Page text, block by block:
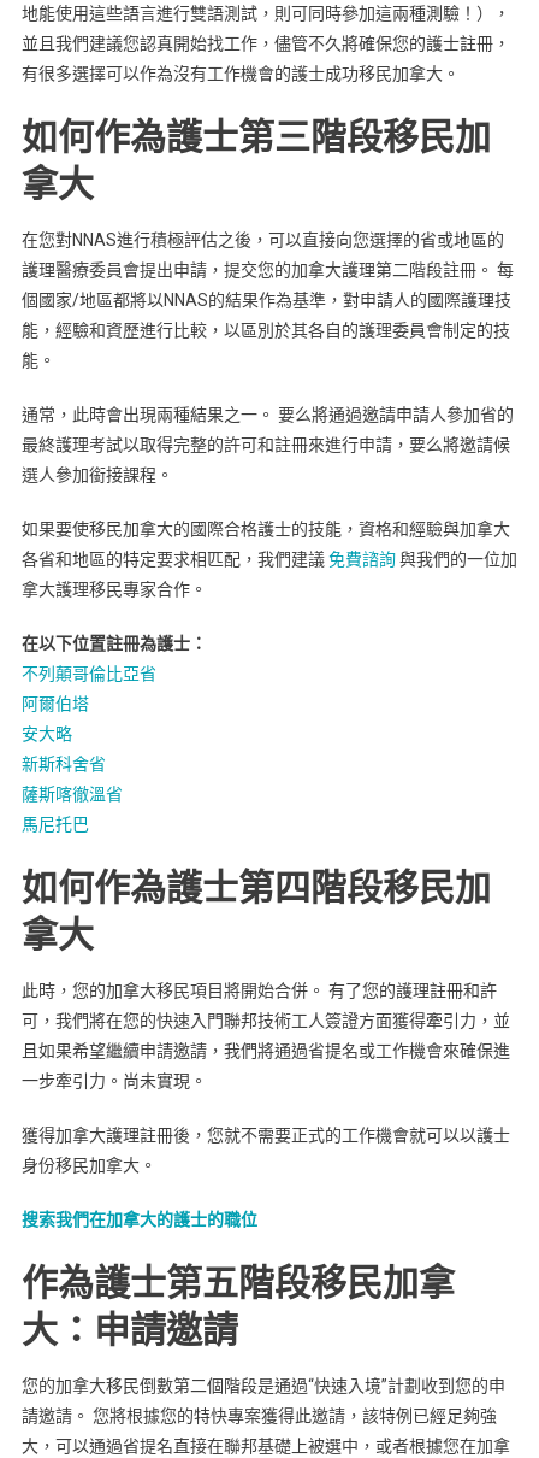
地能使用這些語言進行雙語測試，則可同時參加這兩種測驗！），
並且我們建議您認真開始找工作，儘管不久將確保您的護士註冊，
有很多選擇可以作為沒有工作機會的護士成功移民加拿大。
如何作為護士第三階段移民加
拿大
在您對NNAS進行積極評估之後，可以直接向您選擇的省或地區的
護理醫療委員會提出申請，提交您的加拿大護理第二階段註冊。 每
個國家/地區都將以NNAS的結果作為基準，對申請人的國際護理技
能，經驗和資歷進行比較，以區別於其各自的護理委員會制定的技
能。
通常，此時會出現兩種結果之一。 要么將通過邀請申請人參加省的
最終護理考試以取得完整的許可和註冊來進行申請，要么將邀請候
選人參加銜接課程。
如果要使移民加拿大的國際合格護士的技能，資格和經驗與加拿大
各省和地區的特定要求相匹配，我們建議免費諮詢與我們的一位加
拿大護理移民專家合作。
在以下位置註冊為護士：
不列顛哥倫比亞省
阿爾伯塔
安大略
新斯科舍省
薩斯喀徹溫省
馬尼托巴
如何作為護士第四階段移民加
拿大
此時，您的加拿大移民項目將開始合併。 有了您的護理註冊和許
可，我們將在您的快速入門聯邦技術工人簽證方面獲得牽引力，並
且如果希望繼續申請邀請，我們將通過省提名或工作機會來確保進
一步牽引力。尚未實現。
獲得加拿大護理註冊後，您就不需要正式的工作機會就可以以護士
身份移民加拿大。
搜索我們在加拿大的護士的職位
作為護士第五階段移民加拿
大：申請邀請
您的加拿大移民倒數第二個階段是通過“快速入境”計劃收到您的申
請邀請。 您將根據您的特快專案獲得此邀請，該特例已經足夠強
大，可以通過省提名直接在聯邦基礎上被選中，或者根據您在加拿